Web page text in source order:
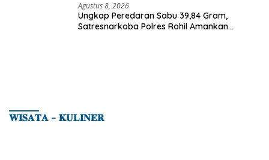
Agustus 8, 2026
Ungkap Peredaran Sabu 39,84 Gram,
Satresnarkoba Polres Rohil Amankan
𝐖𝐈𝐒𝐀𝐓𝐀 – 𝐊𝐔𝐋𝐈𝐍𝐄𝐑